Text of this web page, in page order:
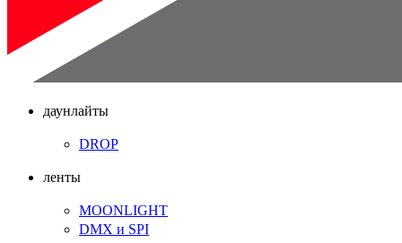
даунлайты
DROP
ленты
MOONLIGHT
DMX и SPI